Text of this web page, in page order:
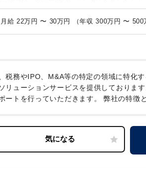
月給 22万円 〜 30万円
税務やIPO、M&A等の特定の領域に特化
リューションサービスを提供しております
ートを行っていただきます。
弊社の特徴
基準に従った税務処理、グループ通算法
実務やIPO実務に関して学べる機会も
とも可能です。